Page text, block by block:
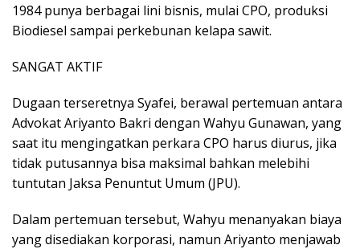
1984 punya berbagai lini bisnis, mulai CPO, produksi
Biodiesel sampai perkebunan kelapa sawit.
SANGAT AKTIF
Dugaan terseretnya Syafei, berawal pertemuan antara
Advokat Ariyanto Bakri dengan Wahyu Gunawan, yang
saat itu mengingatkan perkara CPO harus diurus, jika
tidak putusannya bisa maksimal bahkan melebihi
tuntutan Jaksa Penuntut Umum (JPU).
Dalam pertemuan tersebut, Wahyu menanyakan biaya
yang disediakan korporasi, namun Ariyanto menjawab